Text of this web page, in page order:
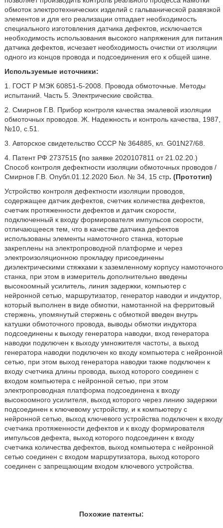
обмоток электротехнических изделий с гальванической развязкой
элементов и для его реализации отпадает необходимость
специального изготовления датчика дефектов, исключается
необходимость использования высокого напряжения для питания
датчика дефектов, исчезает необходимость очистки от изоляции
одного из концов провода и подсоединения его к общей шине.
Используемые источники:
1. ГОСТ Р МЭК 60851-5-2008. Провода обмоточные. Методы
испытаний. Часть 5. Электрические свойства.
2. Смирнов Г.В. Прибор контроля качества эмалевой изоляции
обмоточных проводов. Ж. Надежность и контроль качества, 1987,
№10, с.51.
3. Авторское свидетельство СССР № 364885, кл. G01N27/68.
4. Патент РФ 2737515(по заявке 2020107811 от 21.02.20.)
Способ контроля дефектности изоляции обмоточных проводов /
Смирнов Г.В. Опубл.01.12.2020 Бюл. № 34, 15 стр. (Прототип)
Устройство контроля дефектности изоляции проводов,
содержащее датчик дефектов, счетчик количества дефектов,
счетчик протяженности дефектов и датчик скорости,
подключенный к входу формирователя импульсов скорости,
отличающееся тем, что в качестве датчика дефектов
использованы элементы намоточного станка, которые
закреплены на электропроводной платформе и через
электроизоляционною прокладку присоединены
диэлектрическими стяжками к заземленному корпусу намоточного
станка, при этом в измеритель дополнительно введены
высокоомный усилитель, линия задержки, компьютер с
нейронной сетью, маршрутизатор, генератор наводки и индуктор,
который выполнен в виде обмотки, намотанной на ферритовый
стержень, упомянутый стержень с обмоткой введен внутрь
катушки обмоточного провода, выводы обмотки индуктора
подсоединены к выходу генератора наводки, вход генератора
наводки подключен к выходу умножителя частоты, а выход
генератора наводки подключен ко входу компьютера с нейронной
сетью, при этом выход генератора наводки также подключен к
входу счетчика длины провода, выход которого соединен с
входом компьютера с нейронной сетью, при этом
электропроводная платформа подсоединена к входу
высокоомного усилителя, выход которого через линию задержки
подсоединен к ключевому устройству, и к компьютеру с
нейронной сетью, выход ключевого устройства подключен к входу
счетчика протяженности дефектов и к входу формирователя
импульсов дефекта, выход которого подсоединен к входу
счетчика количества дефектов, выход компьютера с нейронной
сетью соединен с входом маршрутизатора, выход которого
соединен с запрещающим входом ключевого устройства.
Похожие патенты: